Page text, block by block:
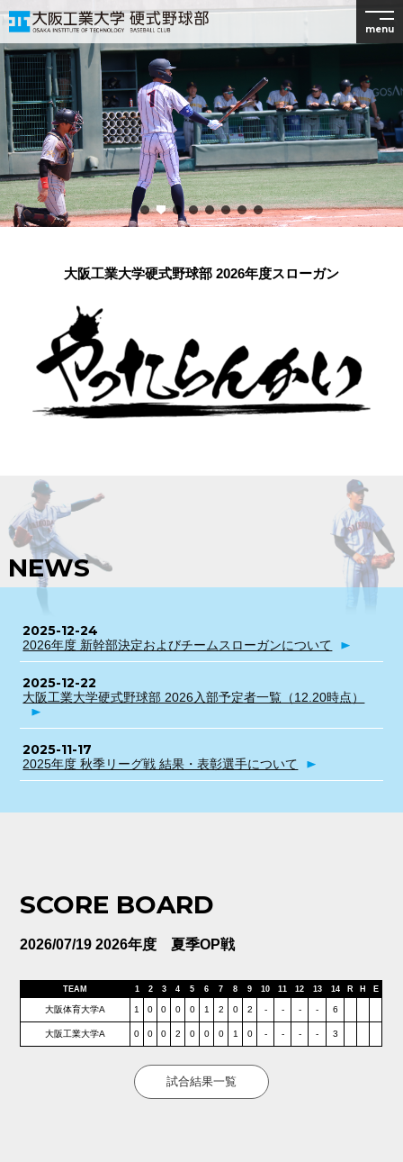
menu
大阪工業大学硬式野球部 2026年度スローガン
NEWS
2025-12-24
2026年度 新幹部決定およびチームスローガンについて
2025-12-22
大阪工業大学硬式野球部 2026入部予定者一覧（12.20時点）
2025-11-17
2025年度 秋季リーグ戦 結果・表彰選手について
SCORE BOARD
2026/07/19 2026年度 夏季OP戦
TEAM 1 2 3 4 5 6 7 8 9 10 11 12 13 14 R H E
大阪体育大学A 1 0 0 0 0 1 2 0 2 - - - - 6
大阪工業大学A 0 0 0 2 0 0 0 1 0 - - - - 3
試合結果一覧